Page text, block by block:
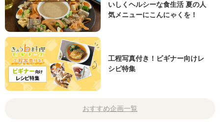
いしくヘルシーな食生活 夏の人
気メニューにこんにゃくを！
工程写真付き！ビギナー向けレ
シピ特集
おすすめ企画一覧